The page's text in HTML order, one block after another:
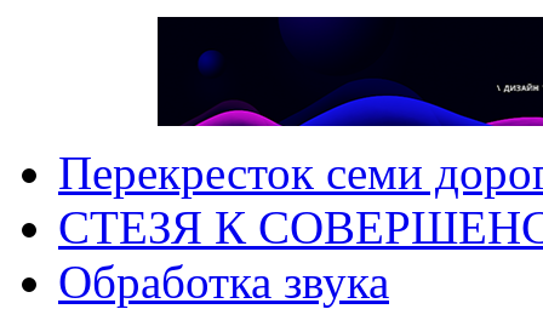
Перекресток семи
СТЕЗЯ К
Обработка звука